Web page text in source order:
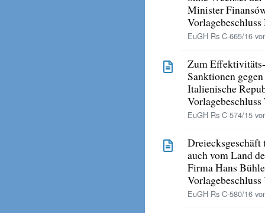
Minister
EuGH Rs C-665/16
Zum
Sanktionen
Italienische
EuGH Rs C-574/15
auch vom Land
Firma Hans
EuGH Rs C-580/16